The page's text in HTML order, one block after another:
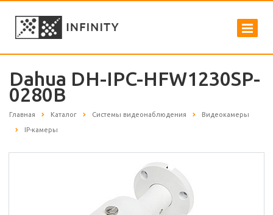
Dahua DH-IPC-HFW1230SP-
0280B
Главная Каталог Системы видеонаблюдения Видеокамеры
IP-камеры